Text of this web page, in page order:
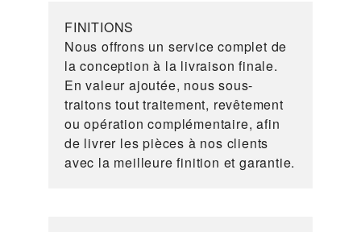
FINITIONS
Nous offrons un service complet de
la conception à la livraison finale.
En valeur ajoutée, nous sous-
traitons tout traitement, revêtement
ou opération complémentaire, afin
de livrer les pièces à nos clients
avec la meilleure finition et garantie.